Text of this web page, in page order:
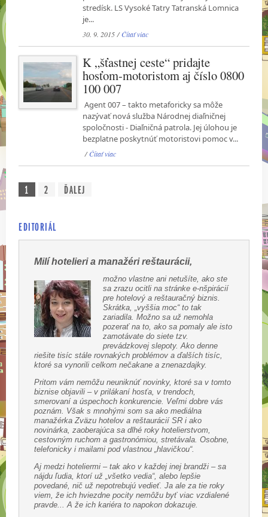
stredísk. LS Vysoké Tatry Tatranská Lomnica
je...
30. 9. 2015 /Čítať viac
K „šťastnej ceste“ pridajte
hosťom-motoristom aj číslo 0800
100 007
Agent 007 – takto metaforicky sa môže
nazývať nová služba Národnej diaľničnej
spoločnosti - Diaľničná patrola. Jej úlohou je
bezplatne poskytnúť motoristovi pomoc v...
/Čítať viac
1 2 ĎALEJ
EDITORIÁL
Milí hotelieri a manažéri reštaurácii,
možno vlastne ani netušíte, ako ste
sa zrazu ocitli na stránke e-nšpirácií
pre hotelový a reštauračný biznis.
Skrátka, „vyššia moc“ to tak
zariadila. Možno sa už nemohla
pozerať na to, ako sa pomaly ale isto
zamotávate do siete tzv.
prevádzkovej slepoty. Ako denne
riešite tisíc stále rovnakých problémov a ďalších tisíc,
ktoré sa vynorili celkom nečakane a znenazdajky.
Pritom vám nemôžu neuniknúť novinky, ktoré sa v tomto
biznise objavili – v prilákaní hosťa, v trendoch,
smerovaní a úspechoch konkurencie. Veľmi dobre vás
poznám. Však s mnohými som sa ako mediálna
manažérka Zväzu hotelov a reštaurácií SR i ako
novinárka, zaoberajúca sa dlhé roky hotelierstvom,
cestovným ruchom a gastronómiou, stretávala. Osobne,
telefonicky i mailami pod vlastnou „hlavičkou“.
Aj medzi hoteliermi – tak ako v každej inej brandži – sa
nájdu ľudia, ktorí už „všetko vedia“, alebo lepšie
povedané, nič už nepotrebujú vedieť. Ja ale za tie roky
viem, že ich hviezdne pocity nemôžu byť viac vzdialené
pravde... A že ich kariéra to napokon dokazuje.